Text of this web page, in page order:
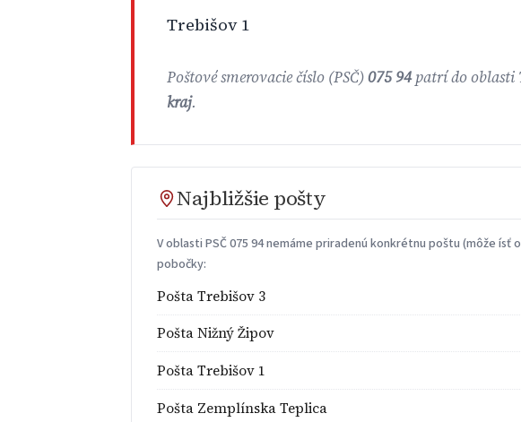
Trebišov 1
Poštové smerovacie číslo (PSČ)075 94patrí do oblasti
kraj.
Najbližšie pošty
V oblasti PSČ 075 94 nemáme priradenú konkrétnu poštu (môže ísť
pobočky:
Pošta Trebišov 3
Pošta Nižný Žipov
Pošta Trebišov 1
Pošta Zemplínska Teplica